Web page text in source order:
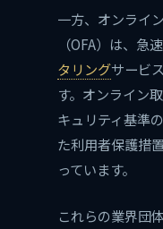
一方、オンライ
（OFA）は、急
タリングサービ
す。オンライン
キュリティ基準
た利用者保護措
っています。
これらの業界団